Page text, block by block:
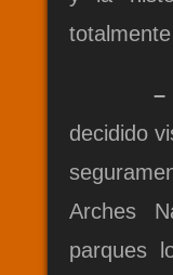
–
decidido
Arches
parques